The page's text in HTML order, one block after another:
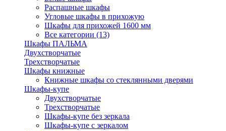
Распашные шкафы
Угловые шкафы в прихожую
Шкафы для прихожей 1600 мм
Все категории (13)
Шкафы ПАЛЬМА
Двухстворчатые
Трехстворчатые
Шкафы книжные
Книжные шкафы со стеклянными дверями
Шкафы-купе
Двухстворчатые
Трехстворчатые
Шкафы-купе без зеркала
Шкафы-купе с зеркалом